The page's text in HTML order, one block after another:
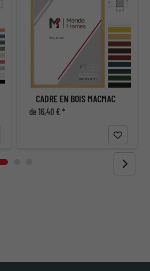
CADRE EN BOIS MACMAC
de 16,40 € *